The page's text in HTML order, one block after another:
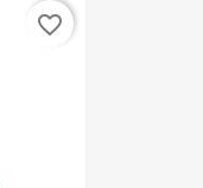
favorite_border